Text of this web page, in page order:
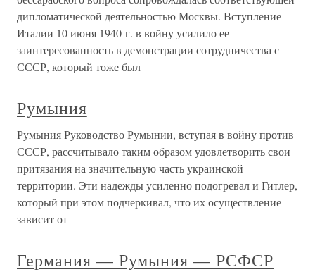
дипломатической деятельностью Москвы. Вступление
Италии 10 июня 1940 г. в войну усилило ее
заинтересованность в демонстрации сотрудничества с
СССР, который тоже был
Румыния
Румыния Руководство Румынии, вступая в войну против
СССР, рассчитывало таким образом удовлетворить свои
притязания на значительную часть украинской
территории. Эти надежды усиленно подогревал и Гитлер,
который при этом подчеркивал, что их осуществление
зависит от
Германия — Румыния — РСФСР